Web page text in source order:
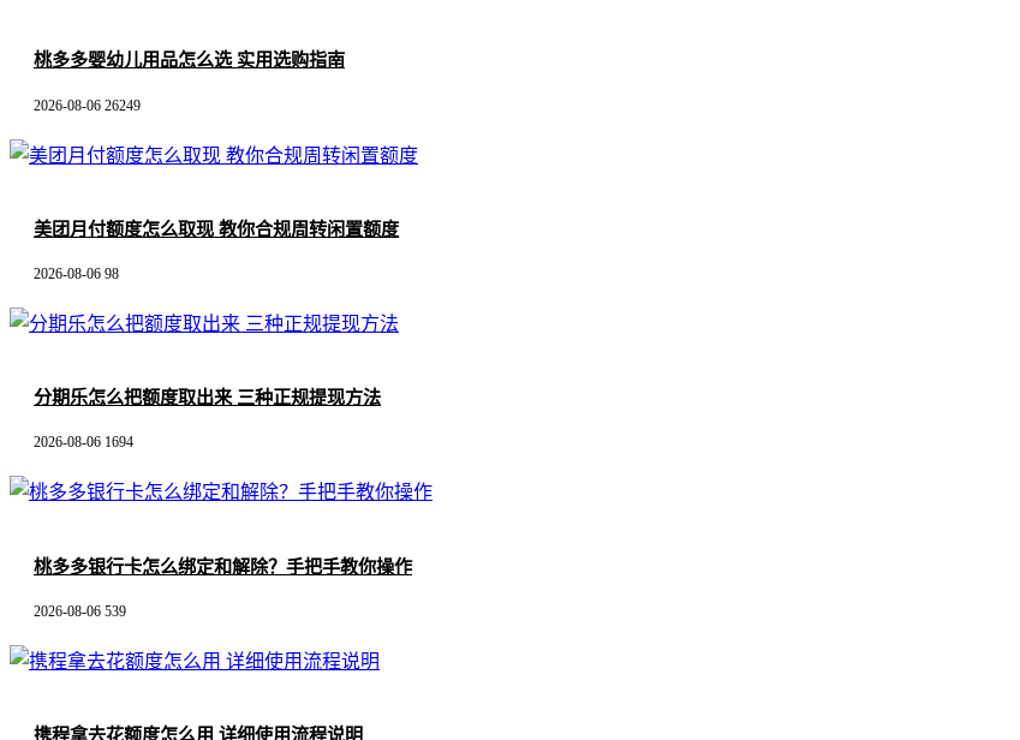
桃多多婴幼儿用品怎么选 实用选购指南
2026-08-06 26249
美团月付额度怎么取现 教你合规周转闲置额度
2026-08-06 98
分期乐怎么把额度取出来 三种正规提现方法
2026-08-06 1694
桃多多银行卡怎么绑定和解除？手把手教你操作
2026-08-06 539
携程拿去花额度怎么用 详细使用流程说明